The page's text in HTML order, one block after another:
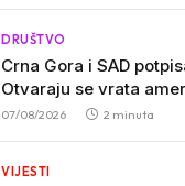
DRUŠTVO
Crna Gora i SAD
Otvaraju se vrata
investicijama i
07/08/2026 2 minuta
VIJESTI